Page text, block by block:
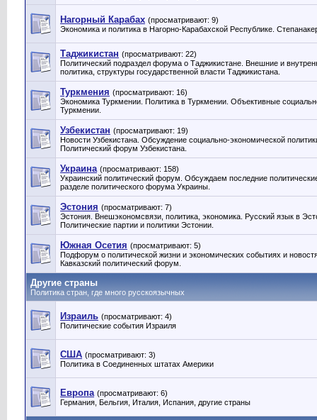
Нагорный Карабах (просматривают: 9)
Экономика и политика в Нагорно-Карабахской Республике.
Таджикистан (просматривают: 22)
Политический подраздел форума о Таджикистане. Внешние и
политика, структуры государственной власти Таджикистана.
Туркмения (просматривают: 16)
Экономика Туркмении. Политика в Туркмении. Объективные
Туркмении.
Узбекистан (просматривают: 19)
Новости Узбекистана. Обсуждение социально-экономической
Политический форум Узбекистана.
Украина (просматривают: 158)
Украинский политический форум. Обсуждаем последние
разделе политического форума Украины.
Эстония (просматривают: 7)
Эстония. Внешэкономсвязи, политика, экономика. Русский язык в
Политические партии и политики Эстонии‎.
Южная Осетия (просматривают: 5)
Подфорум о политической жизни и экономических событиях и
Кавказский политический форум.
Другие страны
Политика стран, где много русскоязычных
Израиль (просматривают: 4)
Политические события Израиля
США (просматривают: 3)
Политика в Соединенных штатах Америки
Европа (просматривают: 6)
Германия, Бельгия, Италия, Испания, другие страны